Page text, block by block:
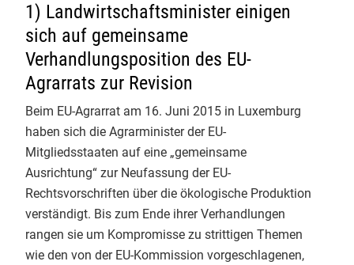
nächsten 30 Jahre.
1
GfRS Gesellschaft für
Ressourcenschutz mbH
02.08.2026
Natürlich GfRS-#biozertifiziert!
Verarbeitung, Import und
Handel
Mo - Fr: 9.00 - 12.00 & 13.00 - 17.00 Uhr
oderoekosortiment@gfrs.de /
biokueche@ gfrs.de(24/7)
Info-Service 1/2026
Info-Service 4/2025
Info-Service 3/2025
Info-Service 2/2025
Info-Service 1/2025
Info-Service 4/2024
Info-Service 3/2024
1) Landwirtschaftsminister einigen
sich auf gemeinsame
Verhandlungsposition des EU-
Agrarrats zur Revision
Beim EU-Agrarrat am 16. Juni 2015 in Luxemburg
haben sich die Agrarminister der EU-
Mitgliedsstaaten auf eine „gemeinsame
Ausrichtung“ zur Neufassung der EU-
Rechtsvorschriften über die ökologische Produktion
verständigt. Bis zum Ende ihrer Verhandlungen
rangen sie um Kompromisse zu strittigen Themen
wie den von der EU-Kommission vorgeschlagenen,